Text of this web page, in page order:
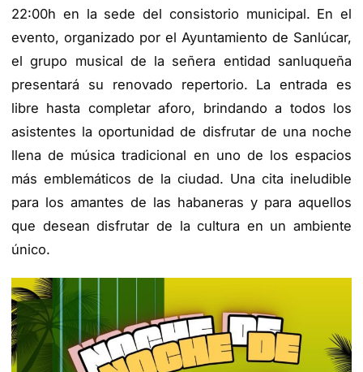
22:00h en la sede del consistorio municipal. En el
evento, organizado por el Ayuntamiento de Sanlúcar,
el grupo musical de la señera entidad sanluqueña
presentará su renovado repertorio. La entrada es
libre hasta completar aforo, brindando a todos los
asistentes la oportunidad de disfrutar de una noche
llena de música tradicional en uno de los espacios
más emblemáticos de la ciudad. Una cita ineludible
para los amantes de las habaneras y para aquellos
que desean disfrutar de la cultura en un ambiente
único.